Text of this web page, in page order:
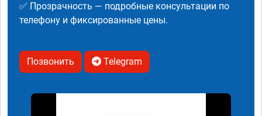
✅ Прозрачность — подробные консультации по
телефону и фиксированные цены.
Позвонить Telegram